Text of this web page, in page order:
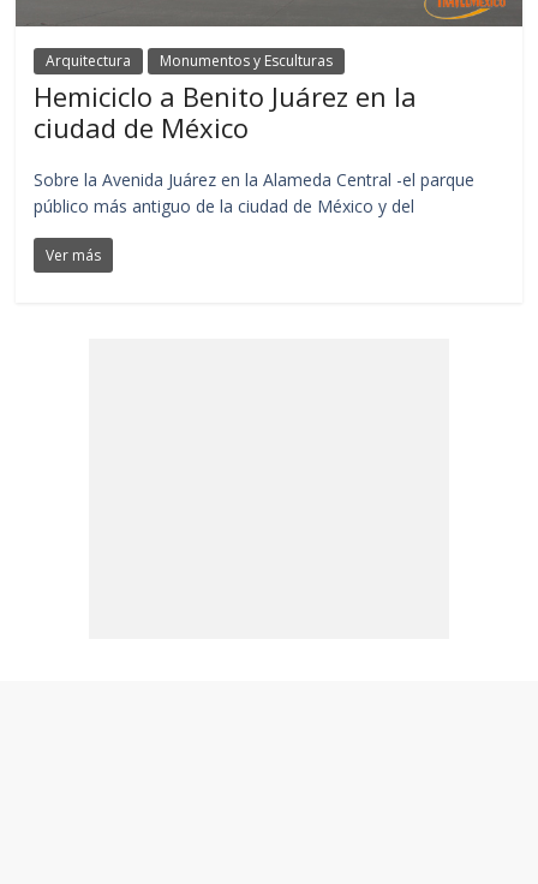
Arquitectura Monumentos y Esculturas
Hemiciclo a Benito Juárez en la
ciudad de México
Sobre la Avenida Juárez en la Alameda Central -el parque
público más antiguo de la ciudad de México y del
Ver más